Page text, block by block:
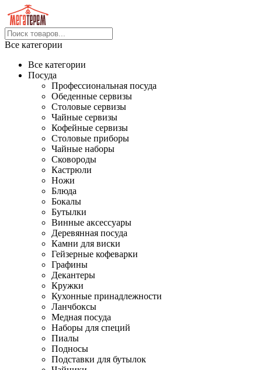
Все категории
Все категории
Посуда
Профессиональная посуда
Обеденные сервизы
Столовые сервизы
Чайные сервизы
Кофейные сервизы
Столовые приборы
Чайные наборы
Сковороды
Кастрюли
Ножи
Блюда
Бокалы
Бутылки
Винные аксессуары
Деревянная посуда
Камни для виски
Гейзерные кофеварки
Графины
Декантеры
Кружки
Кухонные принадлежности
Ланчбоксы
Медная посуда
Наборы для специй
Пиалы
Подносы
Подставки для бутылок